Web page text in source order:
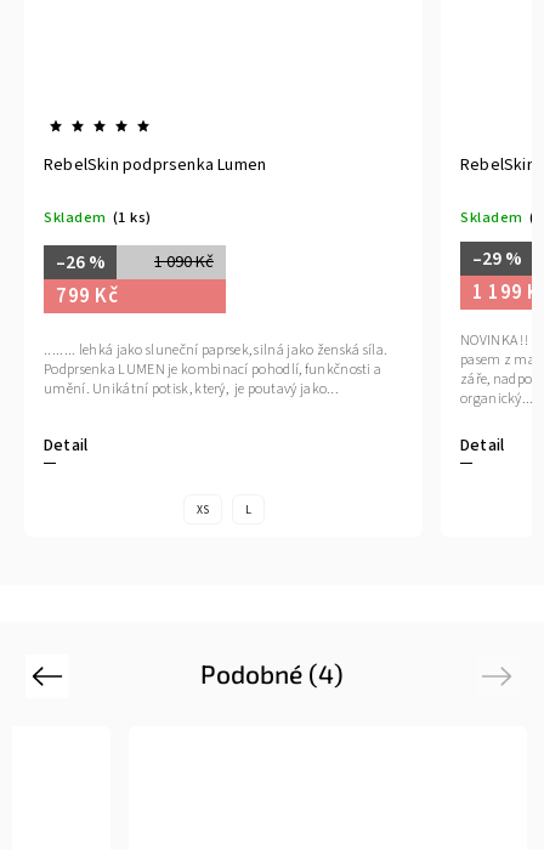
RebelSkin podprsenka Lumen
Skladem (1 ks)
1 090 Kč
–26 %
799 Kč
Detail
........ lehká jako sluneční paprsek, silná jako ženská síla.
Podprsenka LUMEN je kombinací pohodlí, funkčnosti a
umění. Unikátní potisk, který, je poutavý jako...
XS L
RebelSkin
Skladem
–29 %
1 199
Detail
NOVINKA !!
pasem z
záře,
organický...
Podobné (4)
Previous Next